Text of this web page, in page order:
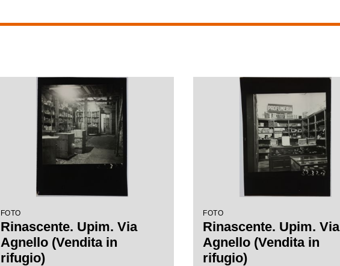
FOTO
Rinascente. Upim. Via
Agnello (Vendita in
rifugio)
FOTO
Rinascente. Upim. Via
Agnello (Vendita in
rifugio)